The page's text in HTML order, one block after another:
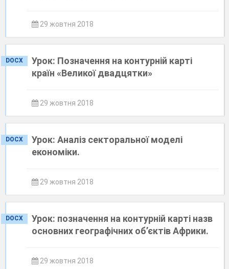
29 жовтня 2018
DOCX
Урок: Позначення на контурній карті
країн «Великої двадцятки»
29 жовтня 2018
DOCX
Урок: Аналіз секторальної моделі
економіки.
29 жовтня 2018
DOCX
Урок: позначення на контурній карті назв
основних географічних об’єктів Африки.
29 жовтня 2018